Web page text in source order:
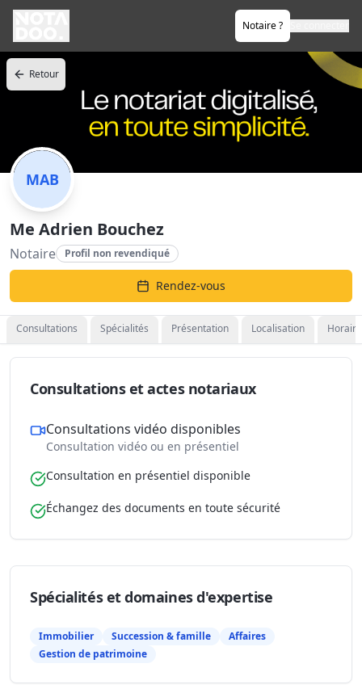
Notaire ?
Retour
MAB
Me Adrien Bouchez
Notaire Profil non revendiqué
Rendez-vous
Consultations Spécialités Présentation Localisation
Consultations et actes notariaux
Consultations vidéo disponibles
Consultation vidéo ou en présentiel
Consultation en présentiel disponible
Échangez des documents en toute sécurité
Spécialités et domaines d'expertise
Immobilier Succession & famille
Affaires
Gestion de patrimoine